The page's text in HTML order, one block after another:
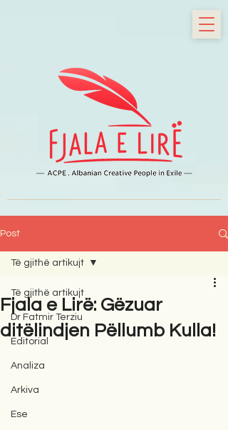
Post
Të gjithë artikujt
Dr Fatmir Terziu
Editorial
Analiza
Arkiva
Ese
Të gjithë artikujt
Fjala e Lirë: Gëzuar
ditëlindjen Pëllumb Kulla!